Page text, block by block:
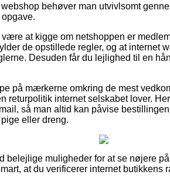
behøver man utvivlsomt
at kigge om netshoppen er
de opstillede regler, og at internet
Desuden får du lejlighed til en
på mærkerne omkring de mest
returpolitik internet selskabet lover.
så man altid kan påvise
eller dreng.
belejlige muligheder for at se nøjere
at du verificerer internet butikkens